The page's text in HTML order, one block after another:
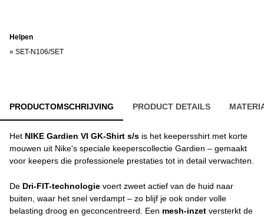
Helpen
» SET-N106/SET
PRODUCTOMSCHRIJVING PRODUCT DETAILS
Het NIKE Gardien VI GK-Shirt s/s is het keepersshirt met korte
mouwen uit Nike's speciale keeperscollectie Gardien – gemaakt
voor keepers die professionele prestaties tot in detail verwachten.
De Dri-FIT-technologie voert zweet actief van de huid naar
buiten, waar het snel verdampt – zo blijf je ook onder volle
belasting droog en geconcentreerd. Een mesh-inzet versterkt de